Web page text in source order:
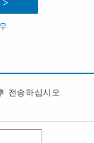
전송하십시오.